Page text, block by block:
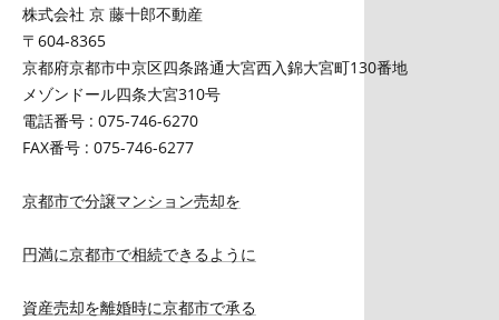
株式会社 京 藤十郎不動産
〒604-8365
京都府京都市中京区四条路通大宮西入錦大宮町130番地
メゾンドール四条大宮310号
電話番号 : 075-746-6270
FAX番号 : 075-746-6277
京都市で分譲マンション売却を
円満に京都市で相続できるように
資産売却を離婚時に京都市で承る